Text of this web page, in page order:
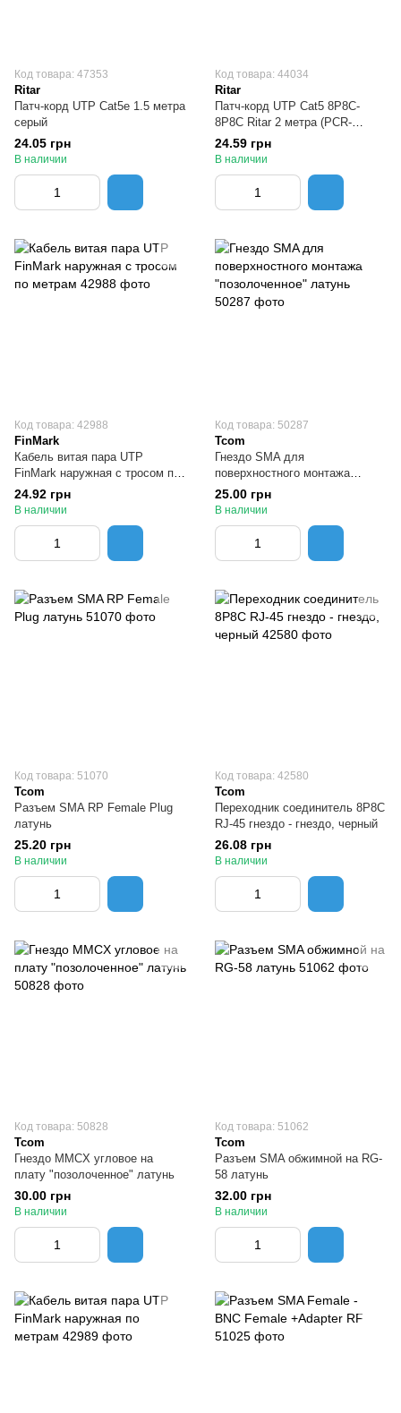
Код товара: 47353
Ritar
Патч-корд UTP Cat5e 1.5 метра
серый
24.05 грн
В наличии
Код товара: 44034
Ritar
Патч-корд UTP Cat5 8Р8С-
8Р8С Ritar 2 метра (PCR-
CCA/2G)
24.59 грн
В наличии
Код товара: 42988
FinMark
Кабель витая пара UTP
FinMark наружная с тросом по
метрам
24.92 грн
В наличии
Код товара: 50287
Tcom
Гнездо SMA для
поверхностного монтажа
"позолоченное" латунь
25.00 грн
В наличии
Код товара: 51070
Tcom
Разъем SMA RP Female Plug
латунь
25.20 грн
В наличии
Код товара: 42580
Tcom
Переходник соединитель 8P8C
RJ-45 гнездо - гнездо, черный
26.08 грн
В наличии
Код товара: 50828
Tcom
Гнездо MMCX угловое на
плату "позолоченное" латунь
30.00 грн
В наличии
Код товара: 51062
Tcom
Разъем SMA обжимной на RG-
58 латунь
32.00 грн
В наличии